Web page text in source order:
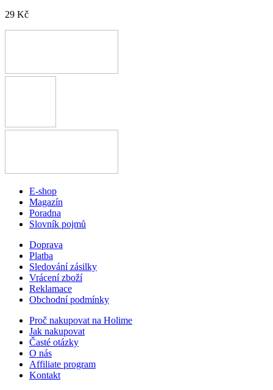
29 Kč
E-shop
Magazín
Poradna
Slovník pojmů
Doprava
Platba
Sledování zásilky
Vrácení zboží
Reklamace
Obchodní podmínky
Proč nakupovat na Holime
Jak nakupovat
Časté otázky
O nás
Affiliate program
Kontakt